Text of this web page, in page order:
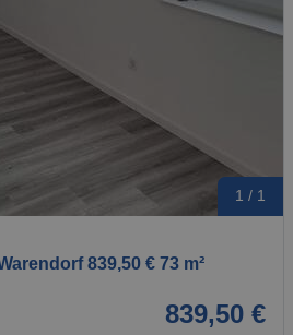
1 / 1
839,50 € 73 m²
839,50 €